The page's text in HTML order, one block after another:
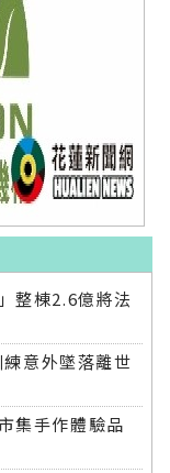
整棟2.6億將法
意外墜落離世
集手作體驗品